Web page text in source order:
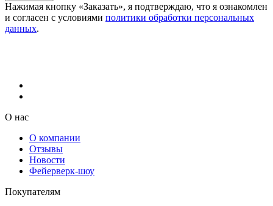
Нажимая кнопку «Заказать», я подтверждаю, что я ознакомлен
и согласен с условиями политики обработки персональных
данных.
О нас
О компании
Отзывы
Новости
Фейерверк-шоу
Покупателям